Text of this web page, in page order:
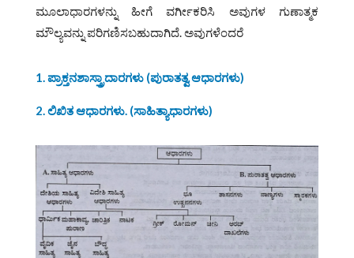
ಮೂಲಾಧಾರಗಳನ್ನು ಹೀಗೆ ವರ್ಗೀಕರಿಸಿ ಅವುಗಳ ಗುಣಾತ್ಮಕ
ಮೌಲ್ಯವನ್ನು ಪರಿಗಣಿಸಬಹುದಾಗಿದೆ. ಅವುಗಳೆಂದರೆ
1. ಪ್ರಾಕ್ತನಶಾಸ್ತ್ರಾದಾರಗಳು (ಪುರಾತತ್ವ ಆಧಾರಗಳು)
2. ಲಿಖಿತ ಆಧಾರಗಳು. (ಸಾಹಿತ್ಯಾಧಾರಗಳು)